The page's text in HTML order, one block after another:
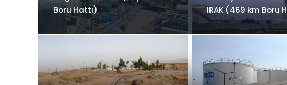
Boru Hattı)
IRAK (469 km Boru